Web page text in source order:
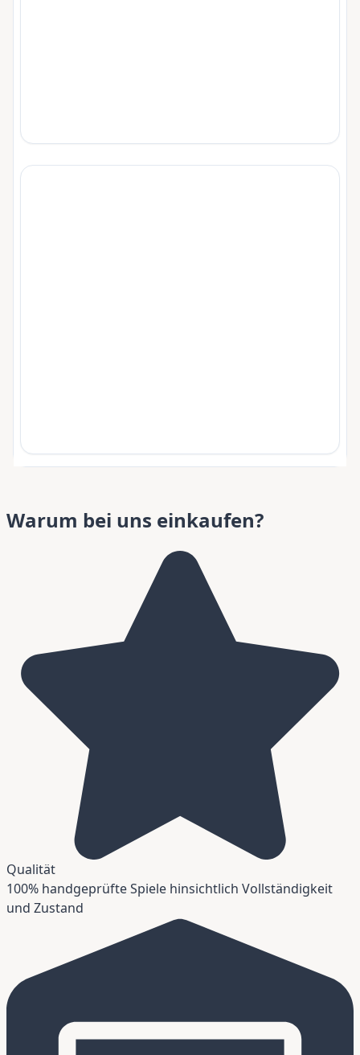
Warum bei uns einkaufen?
Qualität
100% handgeprüfte Spiele hinsichtlich Vollständigkeit
und Zustand